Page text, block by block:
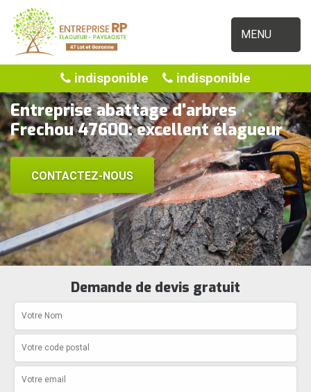
MENU
indisponible indisponible
Entreprise abattage d'arbres
Frechou 47600: excellent élagueur
CONTACTEZ-NOUS
Demande de devis gratuit